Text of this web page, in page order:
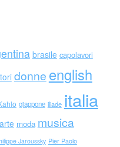
brasile capolavori
donne english
giappone iliade italia
moda musica
Jaroussky Pier Paolo